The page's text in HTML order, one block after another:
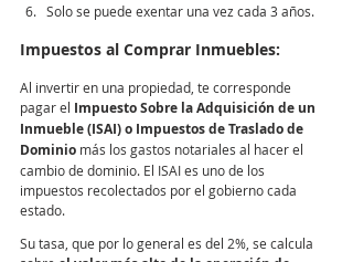
Solo se puede exentar una vez cada 3 años.
Impuestos al Comprar Inmuebles:
Al invertir en una propiedad, te corresponde
pagar el Impuesto Sobre la Adquisición de un
Inmueble (ISAI) o Impuestos de Traslado de
Dominio más los gastos notariales al hacer el
cambio de dominio. El ISAI es uno de los
impuestos recolectados por el gobierno cada
estado.
Su tasa, que por lo general es del 2%, se calcula